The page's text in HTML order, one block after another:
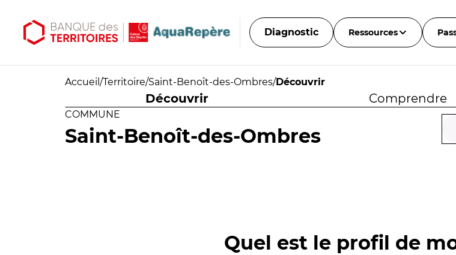
Diagnostic Ressources
Accueil /Territoire/Saint-Benoît-des-Ombres/Découvrir
Découvrir Comprendre
COMMUNE
Saint-Benoît-des-Ombres
Quel est le profil de